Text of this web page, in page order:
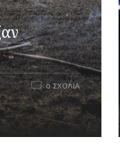
0 ΣΧΌΛΙΑ